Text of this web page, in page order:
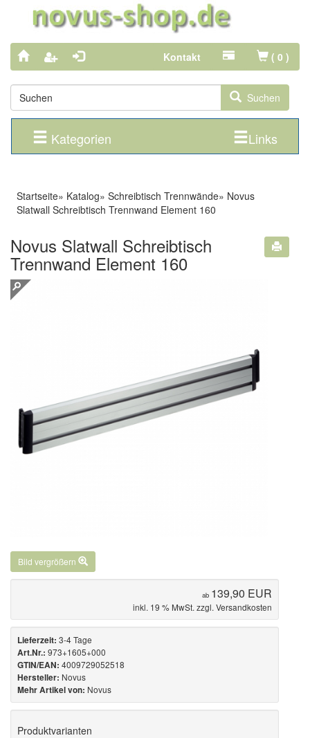
Kontakt ( 0 )
Suchen
Kategorien Links
Startseite» Katalog» Schreibtisch Trennwände» Novus
Slatwall Schreibtisch Trennwand Element 160
Novus Slatwall Schreibtisch
Trennwand Element 160
Bild vergrößern
ab 139,90 EUR
inkl. 19 % MwSt. zzgl. Versandkosten
Lieferzeit: 3-4 Tage
Art.Nr.: 973+1605+000
GTIN/EAN: 4009729052518
Hersteller: Novus
Mehr Artikel von: Novus
Produktvarianten